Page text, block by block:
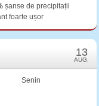
șanse de precipitații
foarte ușor
13
AUG.
Senin